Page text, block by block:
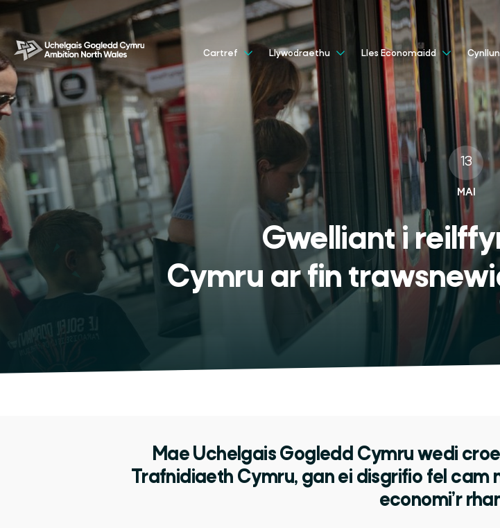
Cartref Llywodraethu Lles Economaidd
13
MAI
Gwelliant i
Cymru ar fin
Mae Uchelgais Gogledd Cymru wedi
Trafnidiaeth Cymru, gan ei disgrifio fel cam
economi’r